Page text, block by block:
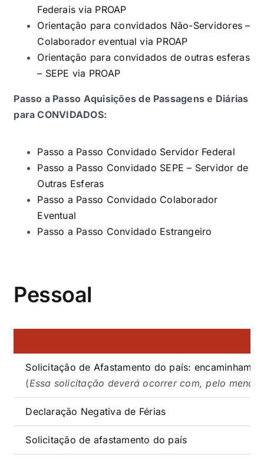
Federais via PROAP
Orientação para convidados Não-Servidores –
Colaborador eventual via PROAP
Orientação para convidados de outras esferas
– SEPE via PROAP
Passo a Passo Aquisições de Passagens e Diárias
para CONVIDADOS:
Passo a Passo Convidado Servidor Federal
Passo a Passo Convidado SEPE – Servidor de
Outras Esferas
Passo a Passo Convidado Colaborador
Eventual
Passo a Passo Convidado Estrangeiro
Pessoal
Solicitação de Afastamento do país:
(Essa solicitação deverá ocorrer com, pelo
Declaração Negativa de Férias
Solicitação de afastamento do país